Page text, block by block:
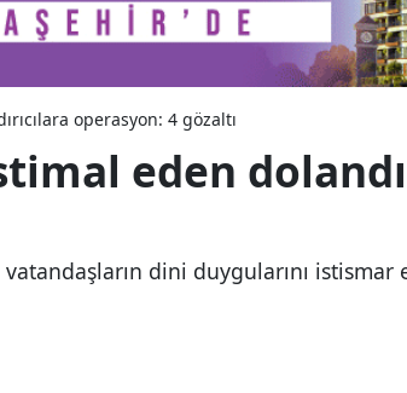
operasyon: 4 gözaltı
eden
dini duygularını istismar